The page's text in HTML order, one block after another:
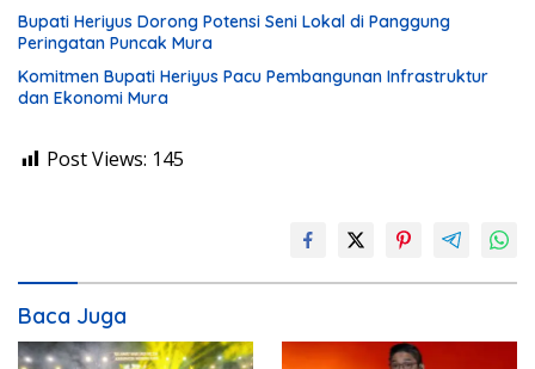
Bupati Heriyus Dorong Potensi Seni Lokal di Panggung
Peringatan Puncak Mura
Komitmen Bupati Heriyus Pacu Pembangunan Infrastruktur
dan Ekonomi Mura
Post Views: 145
Baca Juga